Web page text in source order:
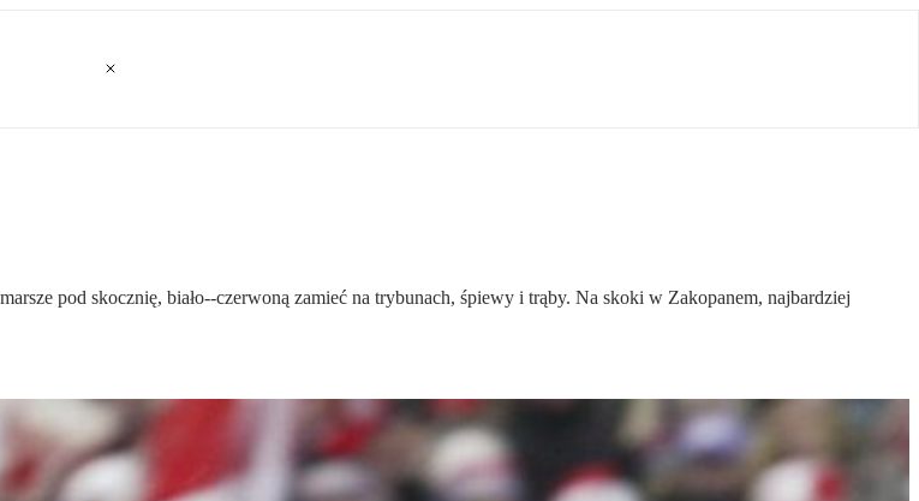
pod skocznię, biało--czerwoną zamieć na trybunach, śpiewy i trąby. Na skoki w Zakopanem, najbardziej